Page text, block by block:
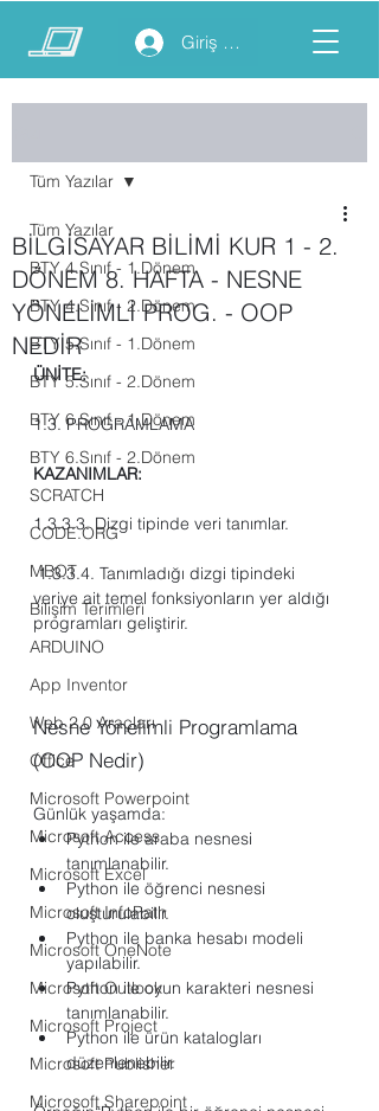
Giriş yap
Tüm Yazılar
BTY 4.Sınıf - 1.Dönem
BTY 4.Sınıf - 2.Dönem
BTY 5.Sınıf - 1.Dönem
BTY 5.Sınıf - 2.Dönem
BTY 6.Sınıf - 1.Dönem
BTY 6.Sınıf - 2.Dönem
SCRATCH
CODE.ORG
MBOT
Bilişim Terimleri
ARDUINO
App Inventor
Web 2.0 Araçları
Office
Microsoft Powerpoint
Microsoft Access
Microsoft Excel
Microsoft InfoPath
Microsoft OneNote
Microsoft Outlook
Microsoft Project
Microsoft Publisher
Microsoft Sharepoint
Tüm Yazılar
BİLGİSAYAR BİLİMİ KUR 1 - 2.
DÖNEM 8. HAFTA - NESNE
YÖNELİMLİ PROG. - OOP
NEDİR
ÜNİTE:
1.3. PROGRAMLAMA
KAZANIMLAR:
1.3.3.3. Dizgi tipinde veri tanımlar.
1.3.3.4. Tanımladığı dizgi tipindeki
veriye ait temel fonksiyonların yer aldığı
programları geliştirir.
Nesne Yönelimli Programlama
(OOP Nedir)
Günlük yaşamda:
Python ile araba nesnesi
tanımlanabilir.
Python ile öğrenci nesnesi
oluşturulabilir.
Python ile banka hesabı modeli
yapılabilir.
Python ile oyun karakteri nesnesi
tanımlanabilir.
Python ile ürün katalogları
düzenlenebilir.